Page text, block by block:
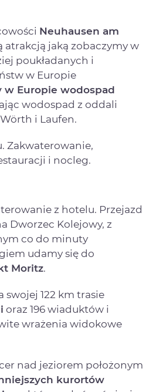
Neuhausen am
atrakcją jaką zobaczymy w
poukładanych i
w Europie
w Europie wodospad
wodospad z oddali
i Laufen.
Zakwaterowanie,
i nocleg.
z hotelu. Przejazd
Dworzec Kolejowy, z
co do minuty
udamy się do
Moritz.
swojej 122 km trasie
oraz 196 wiaduktów i
wrażenia widokowe
nad jeziorem położonym
kurortów